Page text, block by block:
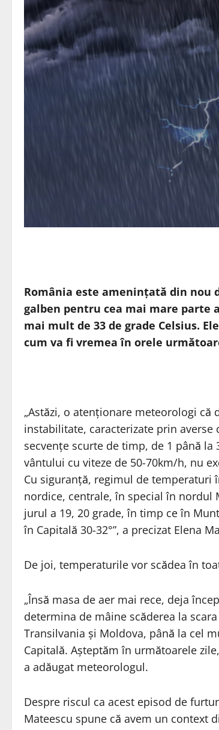
România este amenințată din
galben pentru cea mai mare parte
mai mult de 33 de grade Celsius.
cum va fi vremea în orele
„Astăzi, o atenționare meteorologi că
instabilitate, caracterizate prin
secvențe scurte de timp, de 1 până
vântului cu viteze de 50-70km/h, nu
Cu siguranță, regimul de temperaturi
nordice, centrale, în special în nordul
jurul a 19, 20 grade, în timp ce în
în Capitală 30-32°”, a precizat Elena
De joi, temperaturile vor scădea în
„Însă masa de aer mai rece, deja
determina de mâine scăderea la
Transilvania și Moldova, până la cel
Capitală. Așteptăm în următoarele
a adăugat meteorologul.
Despre riscul ca acest episod de
Mateescu spune că avem un context